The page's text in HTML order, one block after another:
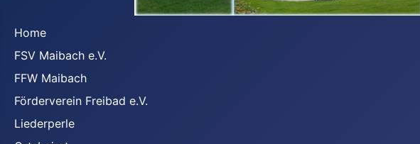
Home
FSV Maibach e.V.
FFW Maibach
Förderverein Freibad e.V.
Liederperle